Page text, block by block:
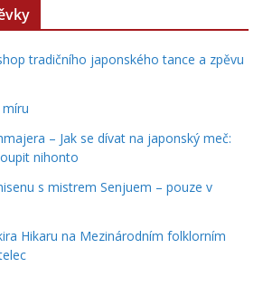
tradičního japonského tance a zpěvu
míru
– Jak se dívat na japonský meč:
nihonto
s mistrem Senjuem – pouze v
Hikaru na Mezinárodním folklorním